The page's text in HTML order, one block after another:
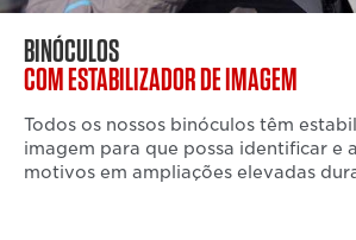
BINÓCULOS
COM ESTABILIZADOR DE IMAGEM
Todos os nossos binóculos têm
imagem para que possa identificar e
motivos em ampliações elevadas